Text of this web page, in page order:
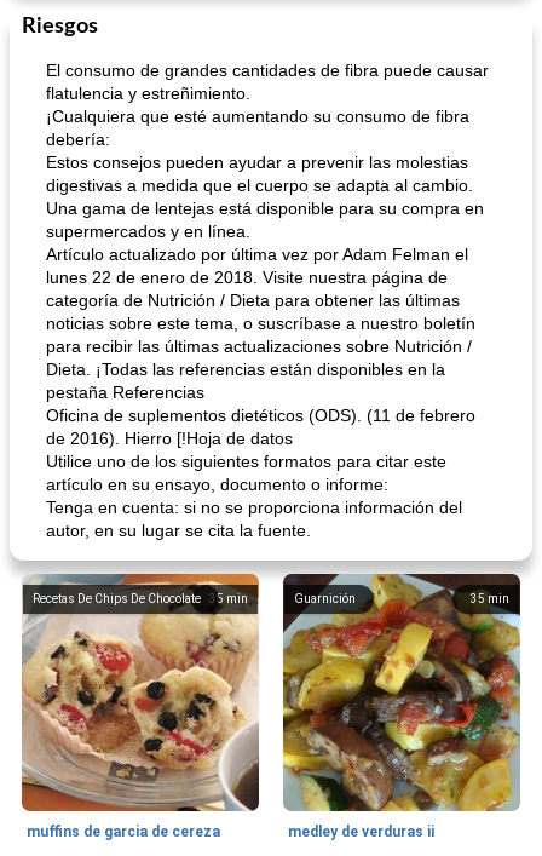
Riesgos
El consumo de grandes cantidades de fibra puede causar
flatulencia y estreñimiento.
¡Cualquiera que esté aumentando su consumo de fibra
debería:
Estos consejos pueden ayudar a prevenir las molestias
digestivas a medida que el cuerpo se adapta al cambio.
Una gama de lentejas está disponible para su compra en
supermercados y en línea.
Artículo actualizado por última vez por Adam Felman el
lunes 22 de enero de 2018. Visite nuestra página de
categoría de Nutrición / Dieta para obtener las últimas
noticias sobre este tema, o suscríbase a nuestro boletín
para recibir las últimas actualizaciones sobre Nutrición /
Dieta. ¡Todas las referencias están disponibles en la
pestaña Referencias
Oficina de suplementos dietéticos (ODS). (11 de febrero
de 2016). Hierro [!Hoja de datos
Utilice uno de los siguientes formatos para citar este
artículo en su ensayo, documento o informe:
Tenga en cuenta: si no se proporciona información del
autor, en su lugar se cita la fuente.
35 min
Recetas De Chips De Chocolate
muffins de garcia de cereza
35 min
Guarnición
medley de verduras ii